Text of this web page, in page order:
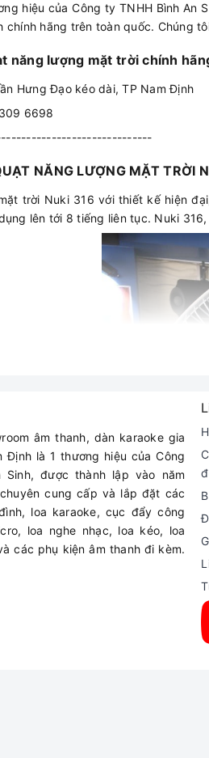
hiệu của Công ty TNHH Bình
chính hãng trên toàn quốc. Chúng
năng lượng mặt trời chính
Hưng Đạo kéo dài, TP Nam Định
6698
NĂNG LƯỢNG MẶT TRỜI
trời Nuki 316 với thiết kế hiện
lên tới 8 tiếng liên tục. Nuki
âm thanh, dàn karaoke gia
Định là 1 thương hiệu của Công
Sinh, được thành lập vào năm
cung cấp và lắp đặt các
loa karaoke, cục đẩy công
loa nghe nhạc, loa kéo, loa
các phụ kiện âm thanh đi kèm.